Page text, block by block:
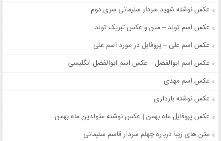
عکس نوشته شهید سردار سلیمانی سری دوم
عکس اسم تولد – متن و عکس تبریک تولد
عکس اسم علی – پروفایل در مورد اسم علی
عکس اسم ابوالفضل – عکس اسم ابوالفضل انگلیسی
عکس اسم مهدی
عکس نوشته بارداری
عکس پروفایل ماه بهمن | عکس نوشته متولدین ماه بهمن
متن های زیبا درباره چهلم سردار قاسم سلیمانی